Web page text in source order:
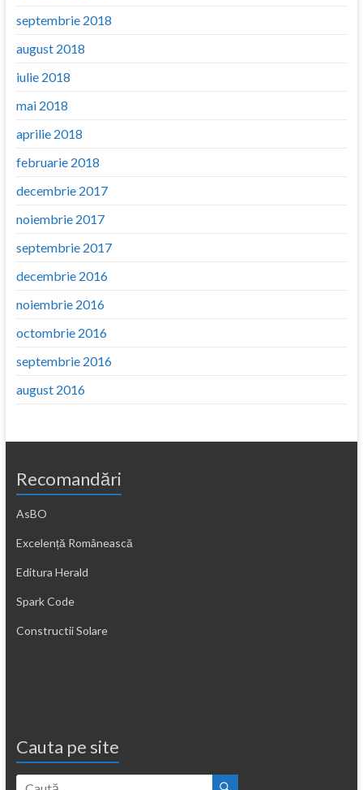
septembrie 2018
august 2018
iulie 2018
mai 2018
aprilie 2018
februarie 2018
decembrie 2017
noiembrie 2017
septembrie 2017
decembrie 2016
noiembrie 2016
octombrie 2016
septembrie 2016
august 2016
Recomandări
AsBO
Excelență Românească
Editura Herald
Spark Code
Constructii Solare
Cauta pe site